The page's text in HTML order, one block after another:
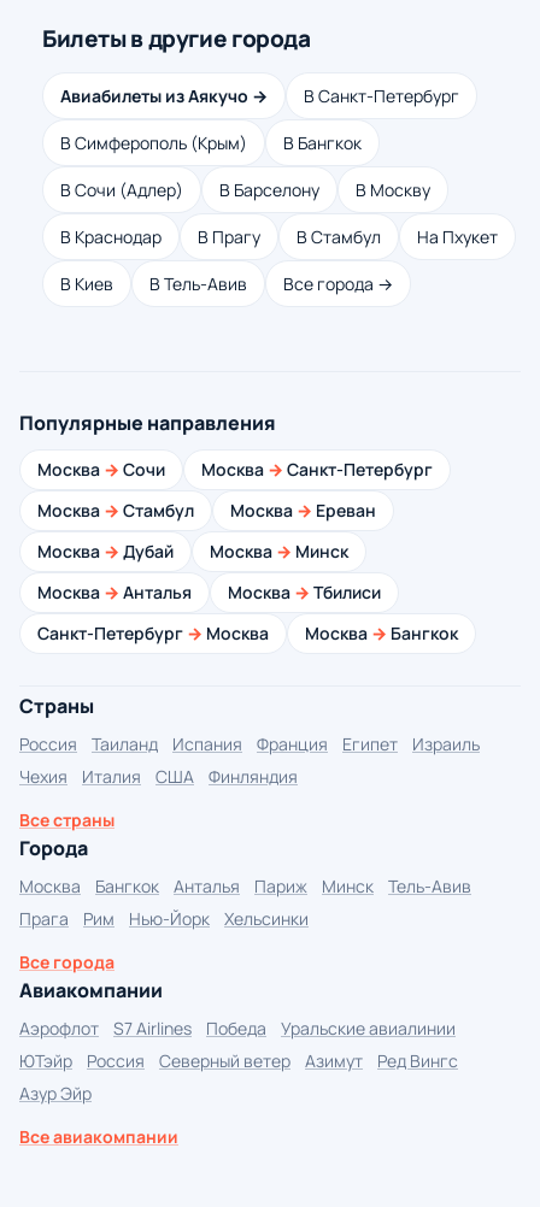
Билеты в другие города
Авиабилеты из Аякучо → В Санкт-Петербург
В Симферополь (Крым) В Бангкок
В Сочи (Адлер) В Барселону В Москву
В Краснодар В Прагу В Стамбул На Пхукет
В Киев В Тель-Авив Все города →
Популярные направления
Москва → Сочи Москва → Санкт-Петербург
Москва → Стамбул Москва → Ереван
Москва → Дубай Москва → Минск
Москва → Анталья Москва → Тбилиси
Санкт-Петербург → Москва Москва → Бангкок
Страны
Россия Таиланд Испания Франция Египет
Израиль
Чехия
Италия США
Финляндия
Все страны
Города
Москва Бангкок Анталья Париж Минск
Тель-Авив
Прага
Рим Нью-Йорк
Хельсинки
Все города
Авиакомпании
Аэрофлот S7 Airlines Победа
Уральские авиалинии
ЮТэйр
Россия Северный ветер Азимут
Ред Вингс
Азур Эйр
Все авиакомпании